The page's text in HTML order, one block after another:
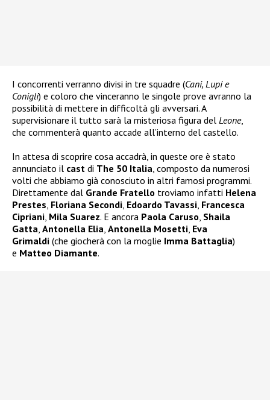
I concorrenti verranno divisi in tre squadre (Cani, Lupi e
Conigli) e coloro che vinceranno le singole prove avranno la
possibilità di mettere in difficoltà gli avversari. A
supervisionare il tutto sarà la misteriosa figura del Leone,
che commenterà quanto accade all’interno del castello.
In attesa di scoprire cosa accadrà, in queste ore è stato
annunciato il cast di The 50 Italia, composto da numerosi
volti che abbiamo già conosciuto in altri famosi programmi.
Direttamente dal Grande Fratello troviamo infatti Helena
Prestes, Floriana Secondi, Edoardo Tavassi, Francesca
Cipriani, Mila Suarez. E ancora Paola Caruso, Shaila
Gatta, Antonella Elia, Antonella Mosetti, Eva
Grimaldi (che giocherà con la moglie Imma Battaglia)
e Matteo Diamante.